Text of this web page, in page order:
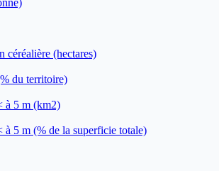
céréalière (hectares)
du territoire)
à 5 m (km2)
à 5 m (% de la superficie totale)